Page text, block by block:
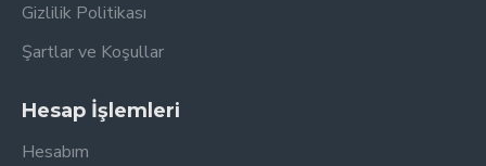
Gizlilik Politikası
Şartlar ve Koşullar
Hesap İşlemleri
Hesabım